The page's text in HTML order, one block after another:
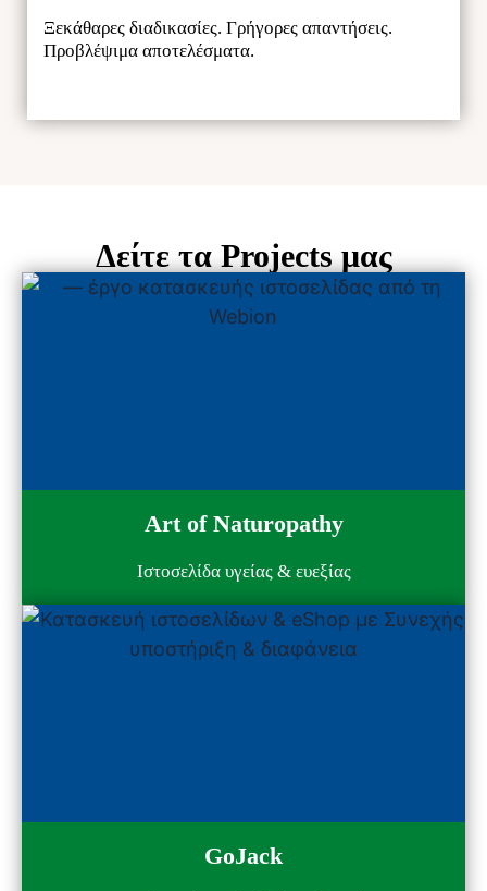
Ξεκάθαρες διαδικασίες. Γρήγορες απαντήσεις.
Προβλέψιμα αποτελέσματα.
Δείτε τα Projects μας
Art of Naturopathy
Ιστοσελίδα υγείας & ευεξίας
GoJack